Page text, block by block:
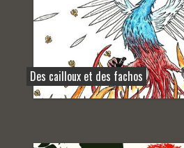
Des cailloux et des fachos